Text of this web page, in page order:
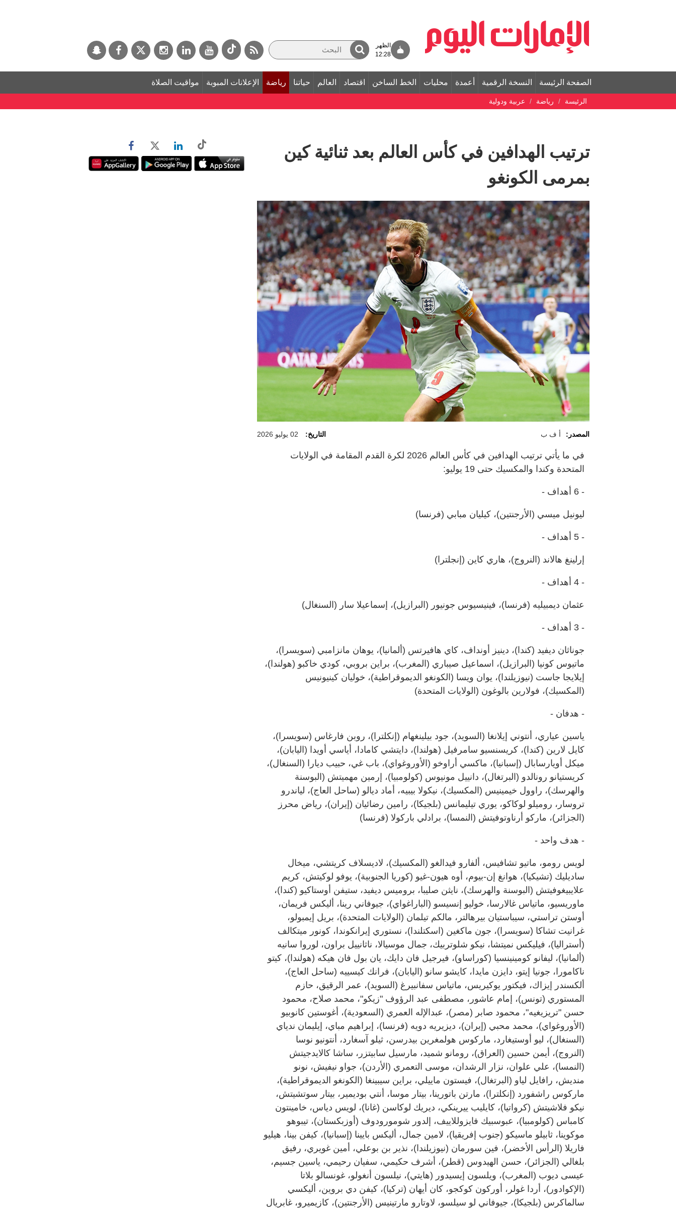
الظهر
12:28
الصفحة الرئيسة النسخة الرقمية أعمدة محليات الخط الساخن اقتصاد العالم حياتنا رياضة الإعلانات المبوبة مواقيت الصلاة
الرئيسة رياضة عربية ودولية
ترتيب الهدافين في كأس العالم بعد ثنائية كين
بمرمى الكونغو
المصدر: أ ف ب التاريخ: 02 يوليو 2026
في ما يأتي ترتيب الهدافين في كأس العالم 2026 لكرة القدم المقامة في الولايات
المتحدة وكندا والمكسيك حتى 19 يوليو:
- 6 أهداف -
ليونيل ميسي (الأرجنتين)، كيليان مبابي (فرنسا)
- 5 أهداف -
إرلينغ هالاند (النروج)، هاري كاين (إنجلترا)
- 4 أهداف -
عثمان ديمبيليه (فرنسا)، فينيسيوس جونيور (البرازيل)، إسماعيلا سار (السنغال)
- 3 أهداف -
جوناثان ديفيد (كندا)، دينيز أونداف، كاي هافيرتس (ألمانيا)، يوهان مانزامبي (سويسرا)،
ماتيوس كونيا (البرازيل)، اسماعيل صيباري (المغرب)، براين بروبي، كودي خاكبو (هولندا)،
إيلايجا جاست (نيوزيلندا)، يوان ويسا (الكونغو الديموقراطية)، خوليان كينيونيس
(المكسيك)، فولارين بالوغون (الولايات المتحدة)
- هدفان -
ياسين عياري، أنتوني إيلانغا (السويد)، جود بيلينغهام (إنكلترا)، روبن فارغاس (سويسرا)،
كايل لارين (كندا)، كريسنسيو سامرفيل (هولندا)، دايتشي كامادا، أياسي أويدا (اليابان)،
ميكل أويارسابال (إسبانيا)، ماكسي أراوخو (الأوروغواي)، باب غي، حبيب ديارا (السنغال)،
كريستيانو رونالدو (البرتغال)، دانييل مونيوس (كولومبيا)، إرمين مهميتش (البوسنة
والهرسك)، راوول خيمينيس (المكسيك)، نيكولا بيبيه، أماد ديالو (ساحل العاج)، لياندرو
تروسار، روميلو لوكاكو، يوري تيليمانس (بلجيكا)، رامين رضائيان (إيران)، رياض محرز
(الجزائر)، ماركو أرناوتوفيتش (النمسا)، برادلي باركولا (فرنسا)
- هدف واحد -
لويس رومو، ماتيو تشافيس، ألفارو فيدالغو (المكسيك)، لاديسلاف كريتشي، ميخال
ساديليك (تشيكيا)، هوانغ إن-بيوم، أوه هيون-غيو (كوريا الجنوبية)، يوفو لوكيتش، كريم
علايبيغوفيتش (البوسنة والهرسك)، نايثن صليبا، بروميس ديفيد، ستيفن أوستاكيو (كندا)،
ماوريسيو، ماتياس غالارسا، خوليو إنسيسو (الباراغواي)، جيوفاني رينا، أليكس فريمان،
أوستن تراستي، سيباستيان بيرهالتر، مالكم تيلمان (الولايات المتحدة)، بريل إيمبولو،
غرانيت تشاكا (سويسرا)، جون ماكغين (اسكتلندا)، نستوري إيرانكوندا، كونور ميتكالف
(أستراليا)، فيليكس نميتشا، نيكو شلوتربيك، جمال موسيالا، ناثانييل براون، لوروا سانيه
(ألمانيا)، ليفانو كومينينسيا (كوراساو)، فيرجيل فان دايك، يان بول فان هيكه (هولندا)، كيتو
ناكامورا، جونيا إيتو، دايزن مايدا، كايشو سانو (اليابان)، فرانك كيسييه (ساحل العاج)،
ألكسندر إيزاك، فيكتور يوكيريس، ماتياس سفانبيرغ (السويد)، عمر الرقيق، حازم
المستوري (تونس)، إمام عاشور، مصطفى عبد الرؤوف "زيكو"، محمد صلاح، محمود
حسن "تريزيغيه"، محمود صابر (مصر)، عبدالإله العمري (السعودية)، أغوستين كانوبيو
(الأوروغواي)، محمد محبي (إيران)، ديزيريه دويه (فرنسا)، إبراهيم مباي، إيليمان ندياي
(السنغال)، ليو أوستيغارد، ماركوس هولمغرين بيدرسن، ثيلو آسغارد، أنتونيو نوسا
(النروج)، أيمن حسين (العراق)، رومانو شميد، مارسيل سابيتزر، ساشا كالايدجيتش
(النمسا)، علي علوان، نزار الرشدان، موسى التعمري (الأردن)، جواو نيفيش، نونو
منديش، رافايل لياو (البرتغال)، فيستون ماييلي، براين سيبينغا (الكونغو الديموقراطية)،
ماركوس راشفورد (إنكلترا)، مارتن باتورينا، بيتار موسا، أنتي بوديمير، بيتار سوتشيتش،
نيكو فلاشيتش (كرواتيا)، كايليب ييرينكي، ديريك لوكاسن (غانا)، لويس دياس، خامينتون
كامباس (كولومبيا)، عبوسبيك فايزوللاييف، إلدور شومورودوف (أوزبكستان)، تيبوهو
موكوينا، ثابيلو ماسيكو (جنوب إفريقيا)، لامين جمال، أليكس بايينا (إسبانيا)، كيفن بينا، هيليو
فاريلا (الرأس الأخضر)، فين سورمان (نيوزيلندا)، نذير بن بوعلي، أمين غويري، رفيق
بلغالي (الجزائر)، حسن الهيدوس (قطر)، أشرف حكيمي، سفيان رحيمي، ياسين جسيم،
عيسى ديوب (المغرب)، ويلسون إيسيدور (هايتي)، نيلسون أنغولو، غونسالو بلاتا
(الإكوادور)، أردا غولر، أوركون كوكجو، كان أيهان (تركيا)، كيفن دي بروين، أليكسي
سالماكرس (بلجيكا)، جيوفاني لو سيلسو، لاوتارو مارتينيس (الأرجنتين)، كازيميرو، غابريال